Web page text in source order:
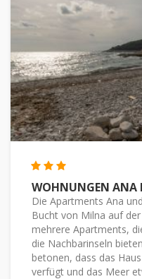
WOHNUNGEN ANA
Die Apartments Ana
Bucht von Milna auf
mehrere Apartments,
die Nachbarinseln
betonen, dass das
verfügt und das Meer